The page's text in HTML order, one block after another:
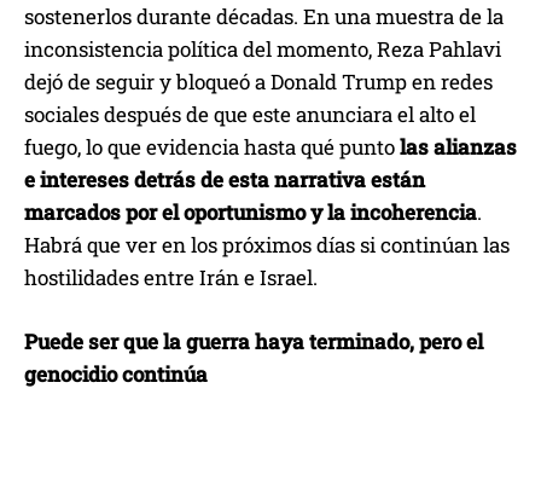
sostenerlos durante décadas. En una muestra de la
inconsistencia política del momento, Reza Pahlavi
dejó de seguir y bloqueó a Donald Trump en redes
sociales después de que este anunciara el alto el
fuego, lo que evidencia hasta qué puntolas alianzas
e intereses detrás de esta narrativa están
marcados por el oportunismo y la incoherencia.
Habrá que ver en los próximos días si continúan las
hostilidades entre Irán e Israel.
Puede ser que la guerra haya terminado, pero el
genocidio continúa